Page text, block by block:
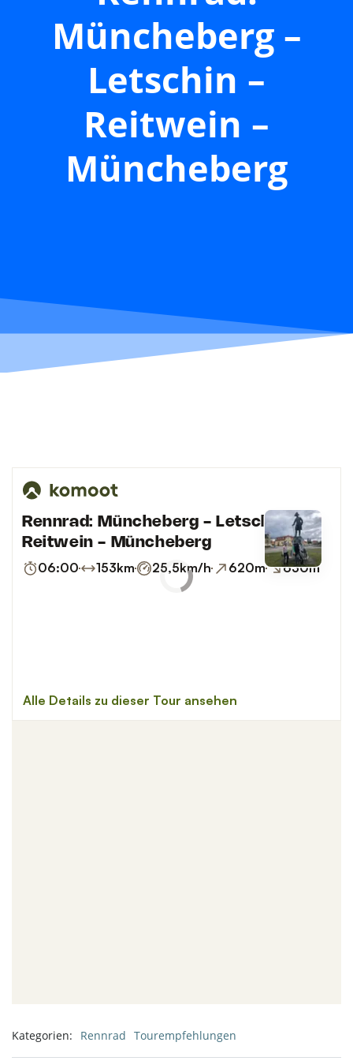
Müncheberg –
Letschin –
Reitwein –
Müncheberg
Kategorien: Rennrad Tourempfehlungen